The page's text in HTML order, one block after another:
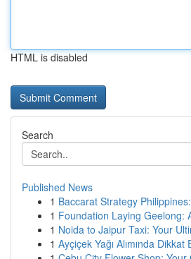
HTML is disabled
Search
Published News
1 Baccarat Strategy
1 Foundation Laying Geelong:
1 Noida to Jaipur Taxi: Your
1 Ayçiçek Yağı Alımında